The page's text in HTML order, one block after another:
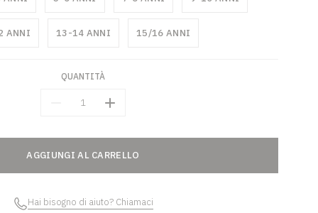
ANNI 13-14 ANNI 15/16 ANNI
QUANTITÀ
AGGIUNGI AL CARRELLO
Hai bisogno di aiuto? Chiamaci